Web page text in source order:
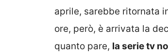
aprile, sarebbe ritornata
ore, però, è arrivata la
quanto pare, la serie tv